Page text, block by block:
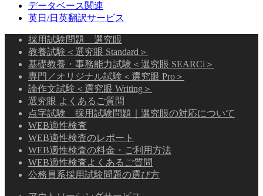
データベース関連
英日/日英翻訳サービス
採用試験問題 選究眼
教養試験＜選究眼 Standard＞
基礎教養・事務能力試験＜選究眼 SEARCi＞
専門／オリジナル試験＜選究眼 Pro＞
論作文試験＜選究眼 Writing＞
選究眼 よくあるご質問
点字試験 採用試験問題｜選究眼の対応について
WEB適性検査
WEB適性検査のレポート
WEB適性検査の料金・ご利用方法
WEB適性検査よくあるご質問
公務員系採用試験問題の選び方